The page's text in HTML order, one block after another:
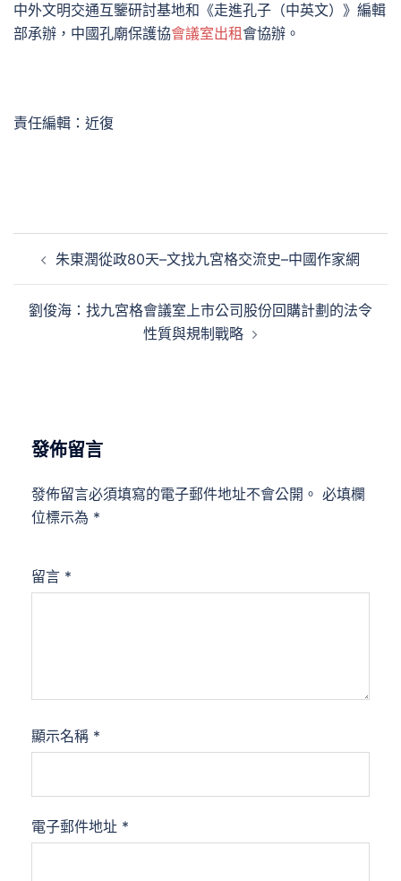
中外文明交通互鑒研討基地和《走進孔子（中英文）》編輯
部承辦，中國孔廟保護協會議室出租會協辦。
責任編輯：近復
覽
朱東潤從政80天–文找九宮格交流史–中國作家網
劉俊海：找九宮格會議室上市公司股份回購計劃的法令
性質與規制戰略
發佈留言
發佈留言必須填寫的電子郵件地址不會公開。 必填欄
位標示為 *
留言 *
顯示名稱 *
電子郵件地址 *